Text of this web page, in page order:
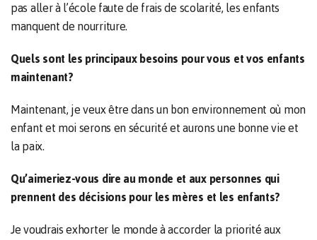
pas aller à l’école faute de frais de scolarité, les enfants
manquent de nourriture.
Quels sont les principaux besoins pour vous et vos enfants
maintenant?
Maintenant, je veux être dans un bon environnement où mon
enfant et moi serons en sécurité et aurons une bonne vie et
la paix.
Qu’aimeriez-vous dire au monde et aux personnes qui
prennent des décisions pour les mères et les enfants?
Je voudrais exhorter le monde à accorder la priorité aux